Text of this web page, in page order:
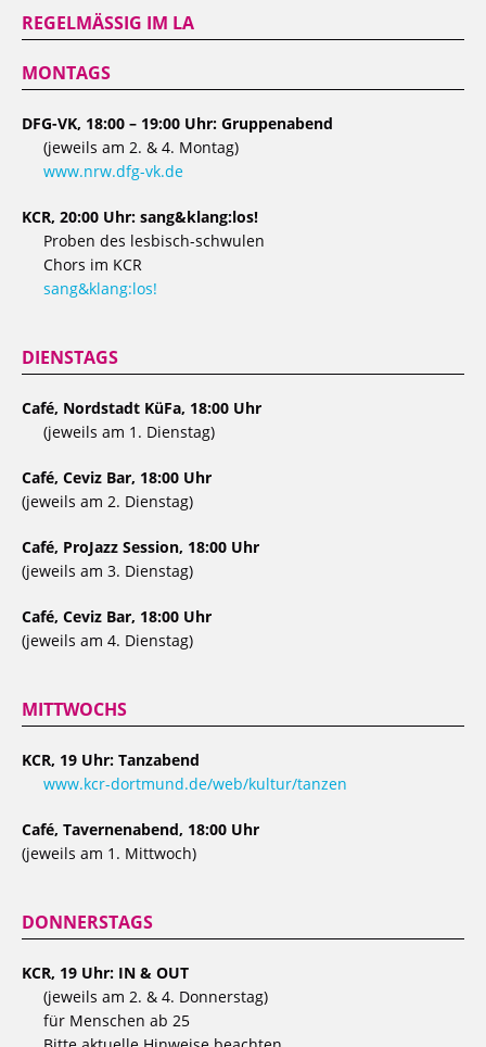
REGELMÄSSIG IM LA
MONTAGS
DFG-VK, 18:00 – 19:00 Uhr: Gruppenabend
(jeweils am 2. & 4. Montag)
www.nrw.dfg-vk.de
KCR, 20:00 Uhr: sang&klang:los!
Proben des lesbisch-schwulen
Chors im KCR
sang&klang:los!
DIENSTAGS
Café, Nordstadt KüFa, 18:00 Uhr
(jeweils am 1. Dienstag)
Café, Ceviz Bar, 18:00 Uhr
(jeweils am 2. Dienstag)
Café, ProJazz Session, 18:00 Uhr
(jeweils am 3. Dienstag)
Café, Ceviz Bar, 18:00 Uhr
(jeweils am 4. Dienstag)
MITTWOCHS
KCR, 19 Uhr: Tanzabend
www.kcr-dortmund.de/web/kultur/tanzen
Café, Tavernenabend, 18:00 Uhr
(jeweils am 1. Mittwoch)
DONNERSTAGS
KCR, 19 Uhr: IN & OUT
(jeweils am 2. & 4. Donnerstag)
für Menschen ab 25